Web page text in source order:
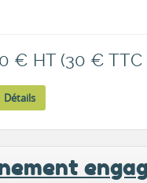
€ HT (30 €
Détails